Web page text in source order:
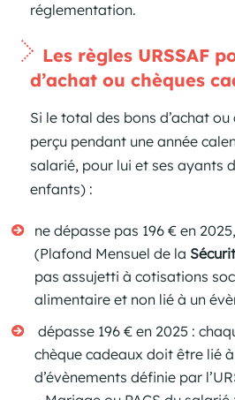
réglementation.
Les règles URSSAF
d’achat ou chèques
Si le total des bons d’achat
perçu pendant une année
salarié, pour lui et ses ayants
enfants) :
ne dépasse pas 196 € en
(Plafond Mensuel de la
pas assujetti à cotisations
alimentaire et non lié à un
dépasse 196 € en 2025 :
chèque cadeaux doit être lié
d’évènements définie par